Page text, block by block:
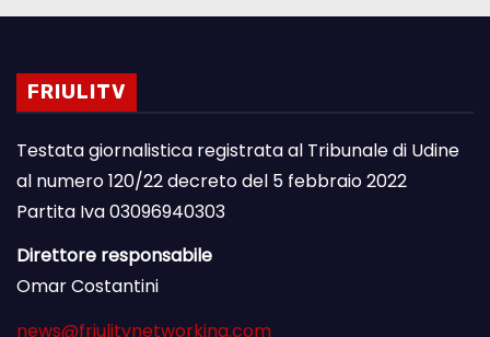
FRIULITV
Testata giornalistica registrata al Tribunale di Udine
al numero 120/22 decreto del 5 febbraio 2022
Partita Iva 03096940303
Direttore responsabile
Omar Costantini
news@friulitvnetworking.com